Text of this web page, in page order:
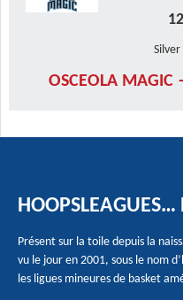
Silver
OSCEOLA MAGIC
HOOPSLEAGUES…
Présent sur la toile depuis la
vu le jour en 2001, sous le nom
les ligues mineures de basket